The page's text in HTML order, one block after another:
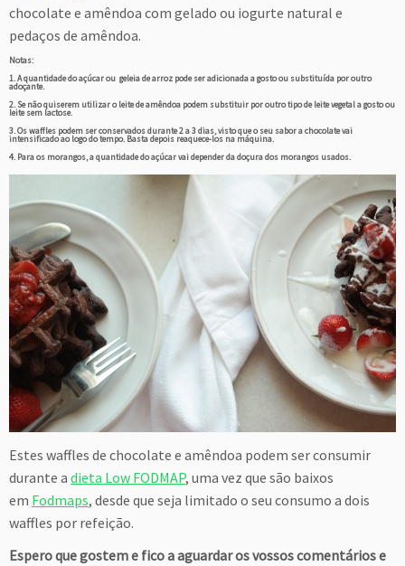
chocolate e amêndoa com gelado ou iogurte natural e
pedaços de amêndoa.
Notas:
1. A quantidade do açúcar ou geleia de arroz pode ser adicionada a gosto ou substituída por outro
adoçante.
2. Se não quiserem utilizar o leite de amêndoa podem substituir por outro tipo de leite vegetal a gosto ou
leite sem lactose.
3. Os waffles podem ser conservados durante 2 a 3 dias, visto que o seu sabor a chocolate vai
intensificado ao logo do tempo. Basta depois reaquece-los na máquina.
4. Para os morangos, a quantidade do açúcar vai depender da doçura dos morangos usados.
Estes waffles de chocolate e amêndoa podem ser consumir
durante a dieta Low FODMAP, uma vez que são baixos
em Fodmaps, desde que seja limitado o seu consumo a dois
waffles por refeição.
Espero que gostem e fico a aguardar os vossos comentários e